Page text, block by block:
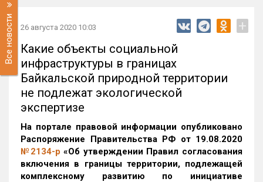
Все новости 26 августа 2020 10:03 +
Какие объекты социальной
инфраструктуры в границах
Байкальской природной территории
не подлежат экологической
экспертизе
На портале правовой информации опубликовано
Распоряжение Правительства РФ от 19.08.2020
№2134-р «Об утверждении Правил согласования
включения в границы территории, подлежащей
комплексному развитию по инициативе